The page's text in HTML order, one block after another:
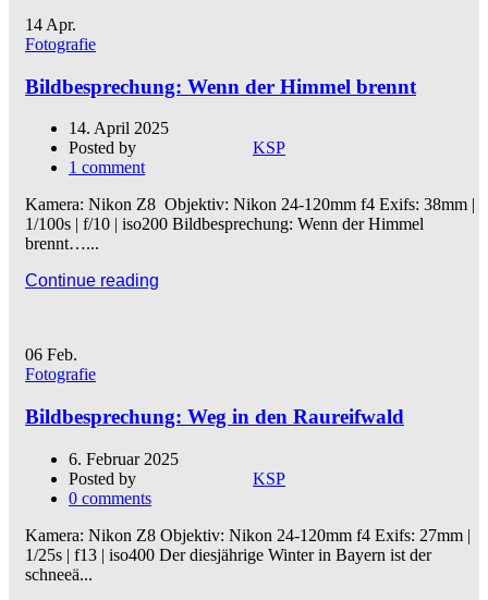
14 Apr.
Fotografie
Bildbesprechung: Wenn der Himmel brennt
14. April 2025
Posted by
KSP
1 comment
Kamera: Nikon Z8 Objektiv: Nikon 24-120mm f4 Exifs: 38mm |
1/100s | f/10 | iso200 Bildbesprechung: Wenn der Himmel
brennt…...
Continue reading
06 Feb.
Fotografie
Bildbesprechung: Weg in den Raureifwald
6. Februar 2025
Posted by
KSP
0 comments
Kamera: Nikon Z8 Objektiv: Nikon 24-120mm f4 Exifs: 27mm |
1/25s | f13 | iso400 Der diesjährige Winter in Bayern ist der
schneeä...